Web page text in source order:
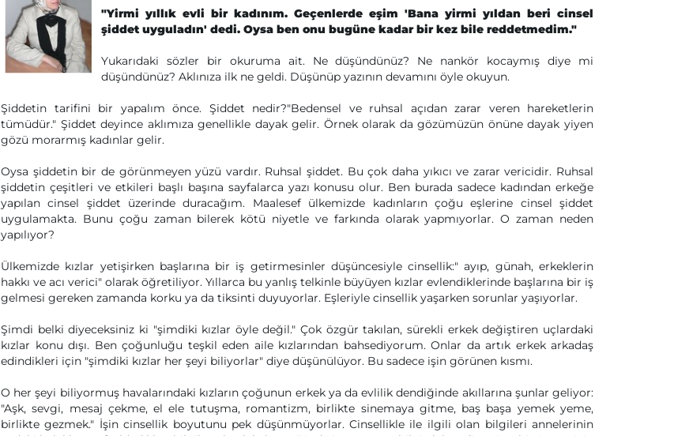
"Yirmi yıllık evli bir kadınım. Geçenlerde eşim 'Bana yirmi yıldan beri cinsel
şiddet uyguladın' dedi. Oysa ben onu bugüne kadar bir kez bile reddetmedim."
Yukarıdaki sözler bir okuruma ait. Ne düşündünüz? Ne nankör kocaymış diye mi
düşündünüz? Aklınıza ilk ne geldi. Düşünüp yazının devamını öyle okuyun.
Şiddetin tarifini bir yapalım önce. Şiddet nedir?"Bedensel ve ruhsal açıdan zarar veren hareketlerin
tümüdür." Şiddet deyince aklımıza genellikle dayak gelir. Örnek olarak da gözümüzün önüne dayak yiyen
gözü morarmış kadınlar gelir.
Oysa şiddetin bir de görünmeyen yüzü vardır. Ruhsal şiddet. Bu çok daha yıkıcı ve zarar vericidir. Ruhsal
şiddetin çeşitleri ve etkileri başlı başına sayfalarca yazı konusu olur. Ben burada sadece kadından erkeğe
yapılan cinsel şiddet üzerinde duracağım. Maalesef ülkemizde kadınların çoğu eşlerine cinsel şiddet
uygulamakta. Bunu çoğu zaman bilerek kötü niyetle ve farkında olarak yapmıyorlar. O zaman neden
yapılıyor?
Ülkemizde kızlar yetişirken başlarına bir iş getirmesinler düşüncesiyle cinsellik:" ayıp, günah, erkeklerin
hakkı ve acı verici" olarak öğretiliyor. Yıllarca bu yanlış telkinle büyüyen kızlar evlendiklerinde başlarına bir iş
gelmesi gereken zamanda korku ya da tiksinti duyuyorlar. Eşleriyle cinsellik yaşarken sorunlar yaşıyorlar.
Şimdi belki diyeceksiniz ki "şimdiki kızlar öyle değil." Çok özgür takılan, sürekli erkek değiştiren uçlardaki
kızlar konu dışı. Ben çoğunluğu teşkil eden aile kızlarından bahsediyorum. Onlar da artık erkek arkadaş
edindikleri için "şimdiki kızlar her şeyi biliyorlar" diye düşünülüyor. Bu sadece işin görünen kısmı.
O her şeyi biliyormuş havalarındaki kızların çoğunun erkek ya da evlilik dendiğinde akıllarına şunlar geliyor:
"Aşk, sevgi, mesaj çekme, el ele tutuşma, romantizm, birlikte sinemaya gitme, baş başa yemek yeme,
birlikte gezmek." İşin cinsellik boyutunu pek düşünmüyorlar. Cinsellikle ile ilgili olan bilgileri annelerinin